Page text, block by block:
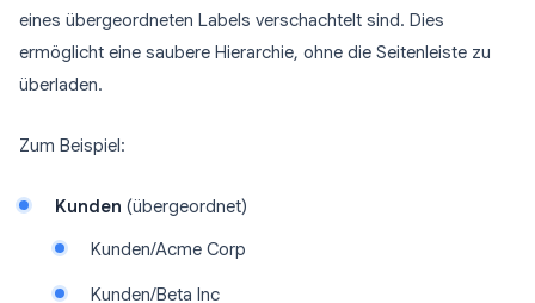
eines übergeordneten Labels verschachtelt sind. Dies
ermöglicht eine saubere Hierarchie, ohne die Seitenleiste zu
überladen.
Zum Beispiel:
Kunden (übergeordnet)
Kunden/Acme Corp
Kunden/Beta Inc